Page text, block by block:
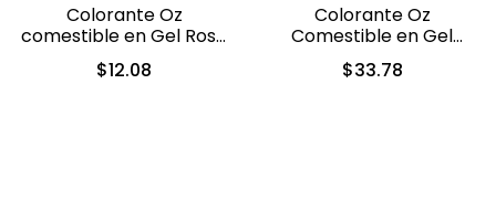
Colorante Oz
comestible en Gel Rosa
10ml (549)
$12.08
Colorante Oz
Comestible en Gel
Verde Follaje 60ml
(5313)
$33.78